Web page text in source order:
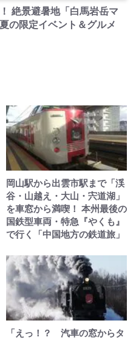
絶景避暑地「白馬岩岳マ
の限定イベント＆グルメ
岡山駅から出雲市駅まで「渓
谷・山越え・大山・宍道湖」
を車窓から満喫！ 本州最後の
国鉄型車両・特急『やくも』
で行く「中国地方の鉄道旅」
「えっ！？ 汽車の窓からタ